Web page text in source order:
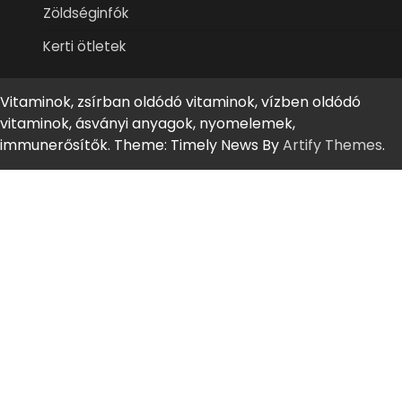
Zöldséginfók
Kerti ötletek
Vitaminok, zsírban oldódó vitaminok, vízben oldódó
vitaminok, ásványi anyagok, nyomelemek,
immunerősítők. Theme: Timely News ByArtify Themes.